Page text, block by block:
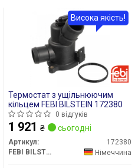
Термостат з ущільнюючим
кільцем FEBI BILSTEIN 172380
0 відгуків
1 921 ₴ сьогодні
Артикул:
172380
FEBI BILSTEIN
Німеччина
Висока якість!